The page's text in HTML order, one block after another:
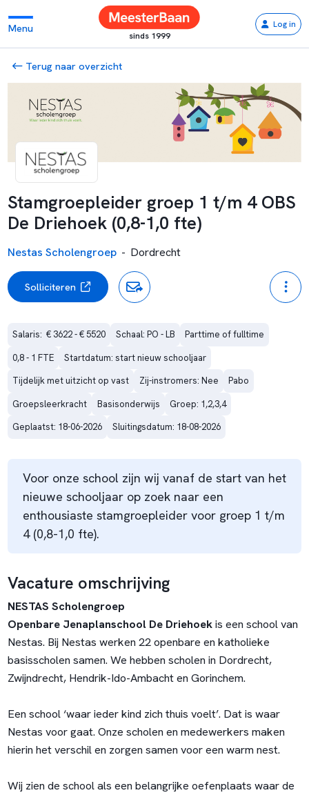
Menu
sinds 1999
Log in
Terug naar overzicht
Stamgroepleider groep 1 t/m 4 OBS
De Driehoek (0,8-1,0 fte)
Nestas Scholengroep - Dordrecht
Solliciteren
Salaris:  € 3622 - € 5520 Schaal: PO - LB
Parttime of fulltime
0,8 - 1 FTE
Startdatum: start nieuw schooljaar
Tijdelijk met uitzicht op vast
Zij-instromers: Nee
Pabo
Groepsleerkracht
Basisonderwijs
Groep: 1,2,3,4
Geplaatst: 18-06-2026
Sluitingsdatum: 18-08-2026
Voor onze school zijn wij vanaf de start van het
nieuwe schooljaar op zoek naar een
enthousiaste stamgroepleider voor groep 1 t/m
4 (0,8-1,0 fte).
Vacature omschrijving
NESTAS Scholengroep
Openbare Jenaplanschool De Driehoekis een school van
Nestas. Bij Nestas werken 22 openbare en katholieke
basisscholen samen. We hebben scholen in Dordrecht,
Zwijndrecht, Hendrik-Ido-Ambacht en Gorinchem.
Een school ‘waar ieder kind zich thuis voelt’. Dat is waar
Nestas voor gaat. Onze scholen en medewerkers maken
hierin het verschil en zorgen samen voor een warm nest.
Wij zien de school als een belangrijke oefenplaats waar de